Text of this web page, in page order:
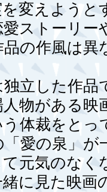
変えようと
ストーリー
の作風は
立した作品
物がある映
体裁をと
愛の泉」が
元気のなく
に見た映画